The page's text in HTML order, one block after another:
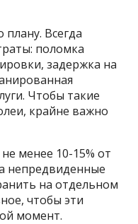
Всегда
поломка
задержка на
Чтобы такие
крайне важно
менее 10-15% от
непредвиденные
на отдельном
чтобы эти
момент.